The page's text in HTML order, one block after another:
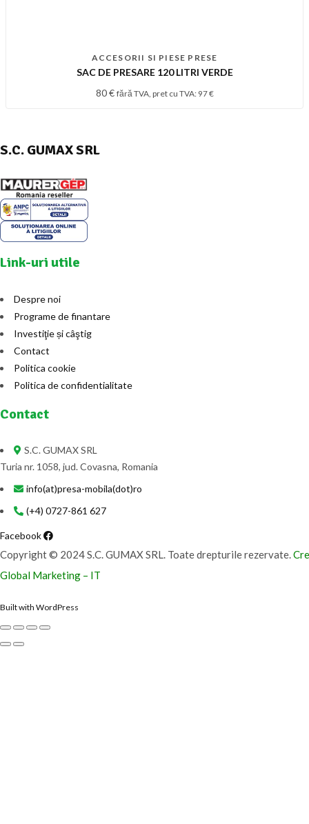
ACCESORII SI PIESE PRESE
SAC DE PRESARE 120 LITRI VERDE
80€ fără TVA, pret cu TVA: 97€
S.C. GUMAX SRL
Link-uri utile
Despre noi
Programe de finantare
Investiţie și câştig
Contact
Politica cookie
Politica de confidentialitate
Contact
S.C. GUMAX SRL
Turia nr. 1058, jud. Covasna, Romania
info(at)presa-mobila(dot)ro
(+4) 0727-861 627
Facebook
Copyright © 2024 S.C. GUMAX SRL. Toate drepturile rezervate.
Global Marketing – IT
Built with WordPress